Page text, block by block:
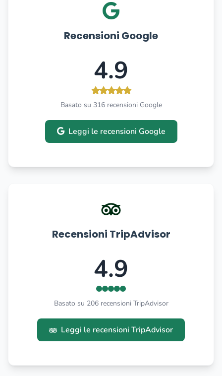
Recensioni Google
4.9
Basato su 316 recensioni Google
Leggi le recensioni Google
Recensioni TripAdvisor
4.9
Basato su 206 recensioni TripAdvisor
Leggi le recensioni TripAdvisor